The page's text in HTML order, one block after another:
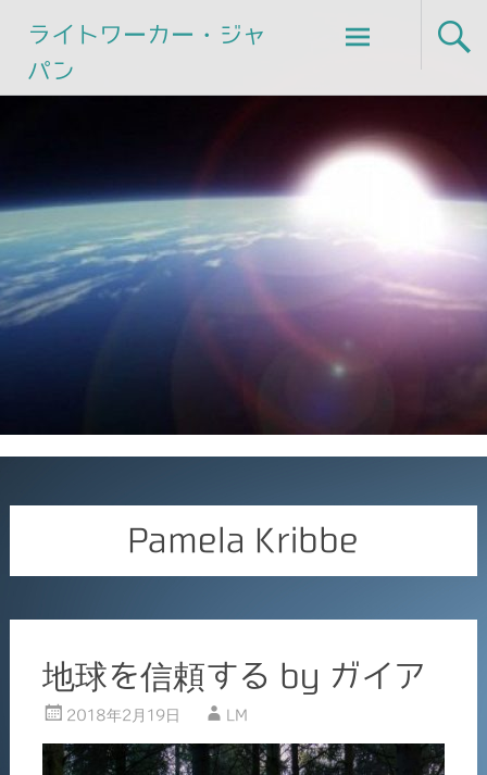
ライトワーカー・ジャ
パン
Skip
to
Pamela Kribbe
地球を信頼する by ガイア
2018年2月19日 LM